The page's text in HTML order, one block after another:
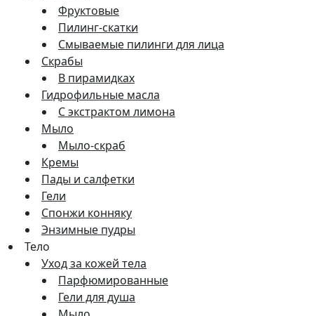
Фруктовые
Пилинг-скатки
Смываемые пилинги для лица
Скрабы
В пирамидках
Гидрофильные масла
С экстрактом лимона
Мыло
Мыло-скраб
Кремы
Пады и салфетки
Гели
Спонжи конняку
Энзимные пудры
Тело
Уход за кожей тела
Парфюмированные
Гели для душа